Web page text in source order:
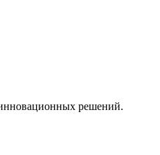
решений.